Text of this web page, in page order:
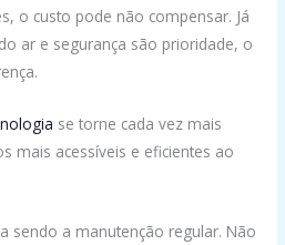
o custo pode não compensar. Já
ar e segurança são prioridade, o
se torne cada vez mais
mais acessíveis e eficientes ao
sendo a manutenção regular. Não